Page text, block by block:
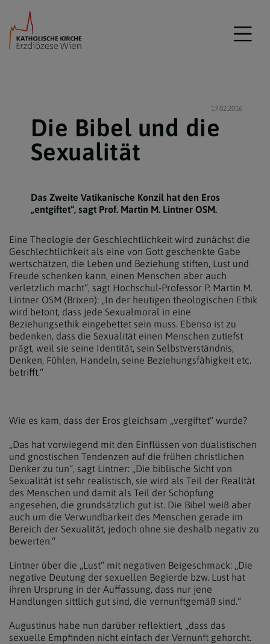
17.02.2016
Die Bibel und die
Sexualität
Das Zweite Vatikanische Konzil hat den Eros
„entgiftet“, sagt Prof. Martin M. Lintner OSM.
Eine Theologie der Geschlechtlichkeit wird zunächst die
Geschlechtlichkeit als eine von Gott geschenkte Gabe
wertschätzen, die Leben und Beziehung stiften, Lust und
Freude schenken kann, einen Menschen aber auch
verletzlich macht“, sagt Hochschul-Professor P. Martin M.
Lintner OSM (Brixen): „In der heutigen theologischen Ethik
wird betont, dass jede Sexualmoral in eine
Beziehungsethik eingebettet sein muss. Ebenso ist zu
bedenken, dass die Sexualität einen Menschen zutiefst
prägt, weil sie seine Identität, sein Selbstverständnis,
Denken, Fühlen, Handeln, seine Beziehungsfähigkeit etc.
betrifft.“
Wie es kam, dass der Eros gleichsam „vergiftet“ wurde?
„Das hat vorwiegend mit den Einflüssen von dualistischen
und gnostischen Tendenzen auf die frühen christlichen
Denker zu tun“, sagt Lintner: „Die biblische Sicht von
Sexualität ist sehr realistisch, sie wird als Teil der Realität
des Menschen und damit als Teil der Schöpfung
angesehen, die grundsätzlich gut ist. Die Bibel weiß aber
auch um die Verwundbarkeit des Menschen gerade im
Bereich der Sexualität, jedoch ohne sie deshalb negativ zu
bewerten.“
Lintner über die „Lust“ mit negativen Beigeschmack: „Die
negative Deutung der sexuellen Begierde bzw. Lust hat
ihren Ursprung in der Auffassung, dass nur jene
Handlungen sittlich gut sind, die vernunftgemäß sind.“
Augustinus habe nun darüber reflektiert, „dass das
sexuelle Empfinden nicht einfach der Vernunft gehorcht.